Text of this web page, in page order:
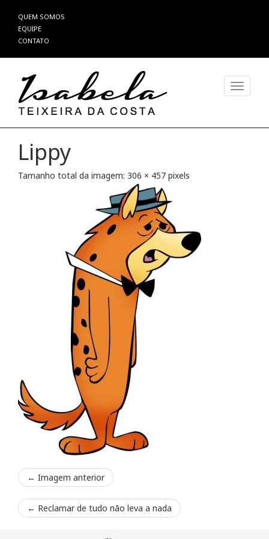
Pular
para
o
QUEM SOMOS
EQUIPE
CONTATO
Lippy
Tamanho total da imagem: 306 × 457 pixels
← Imagem anterior
← Reclamar de tudo não leva a nada